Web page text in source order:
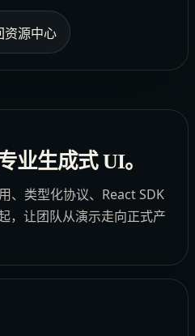
资源中心
业生成式 UI。
、类型化协议、React SDK
，让团队从演示走向正式产